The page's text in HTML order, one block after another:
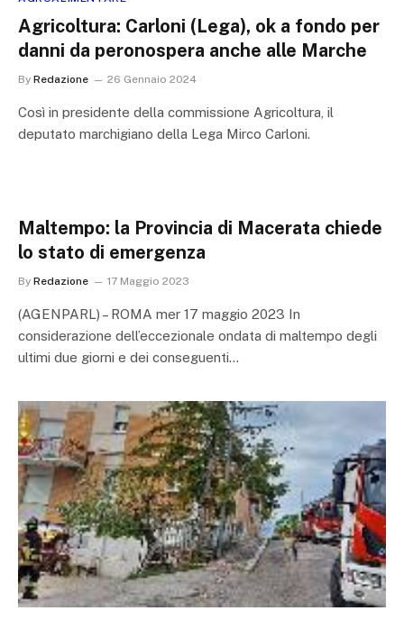
Agricoltura: Carloni (Lega), ok a fondo per
danni da peronospera anche alle Marche
By Redazione 26 Gennaio 2024
Così in presidente della commissione Agricoltura, il
deputato marchigiano della Lega Mirco Carloni.
Maltempo: la Provincia di Macerata chiede
lo stato di emergenza
By Redazione 17 Maggio 2023
(AGENPARL) – ROMA mer 17 maggio 2023 In
considerazione dell’eccezionale ondata di maltempo degli
ultimi due giorni e dei conseguenti…